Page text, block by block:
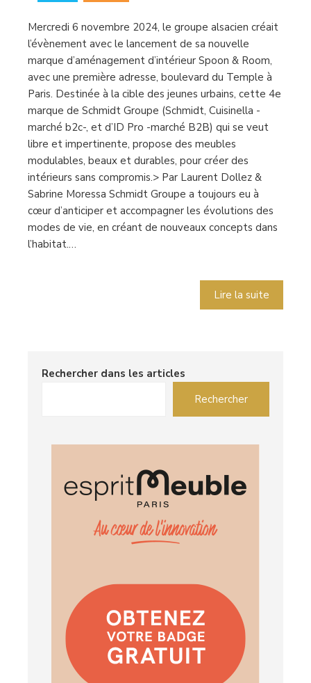
Mercredi 6 novembre 2024, le groupe alsacien créait
l’évènement avec le lancement de sa nouvelle
marque d’aménagement d’intérieur Spoon & Room,
avec une première adresse, boulevard du Temple à
Paris. Destinée à la cible des jeunes urbains, cette 4e
marque de Schmidt Groupe (Schmidt, Cuisinella -
marché b2c-, et d’ID Pro -marché B2B) qui se veut
libre et impertinente, propose des meubles
modulables, beaux et durables, pour créer des
intérieurs sans compromis.> Par Laurent Dollez &
Sabrine Moressa Schmidt Groupe a toujours eu à
cœur d’anticiper et accompagner les évolutions des
modes de vie, en créant de nouveaux concepts dans
l’habitat.…
Lire la suite
Rechercher dans les articles
Rechercher